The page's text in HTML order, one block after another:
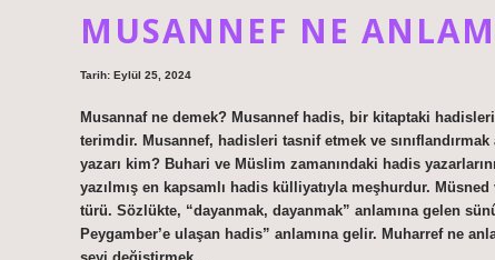
MUSANNEF NE
Tarih: Eylül 25, 2024
Musannaf ne demek? Musannef hadis, bir kitaptaki
terimdir. Musannef, hadisleri tasnif etmek ve
yazarı kim? Buhari ve Müslim zamanındaki hadis
yazılmış en kapsamlı hadis külliyatıyla meşhurdur.
türü. Sözlükte, “dayanmak, dayanmak” anlamına gelen
Peygamber’e ulaşan hadis” anlamına gelir. Muharref ne